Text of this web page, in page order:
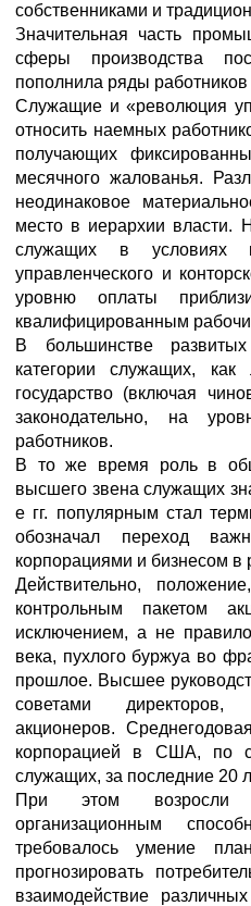
собственниками и
Значительная часть
сферы производства
пополнила ряды
Служащие и «революция
относить наемных
получающих
месячного жалованья.
неодинаковое
место в иерархии власти.
служащих в условиях
управленческого и
уровню оплаты
квалифицированным
В большинстве
категории служащих,
государство (включая
законодательно, на
работников.
В то же время роль в
высшего звена служащих
е гг. популярным стал
обозначал переход
корпорациями и бизнесом в
Действительно,
контрольным пакетом
исключением, а не
века, пухлого буржуа во
прошлое. Высшее
советами директоров,
акционеров.
корпорацией в США, по
служащих, за последние 20
При этом возросли
организационным
требовалось умение
прогнозировать
взаимодействие